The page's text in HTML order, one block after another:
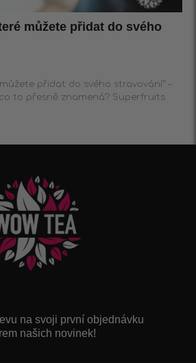
můžete přidat do svého
přidat do svého stravování“ –
to přesně znamená? Superfruits
na svoji první objednávku
našich novinek!